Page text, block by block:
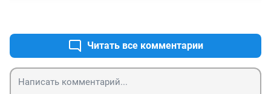
Читать все комментарии